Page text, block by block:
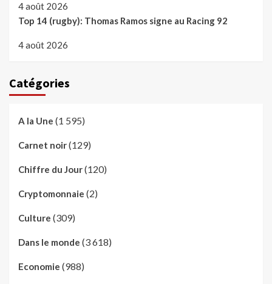
4 août 2026
Top 14 (rugby): Thomas Ramos signe au Racing 92
4 août 2026
Catégories
A la Une (1 595)
Carnet noir(129)
Chiffre du Jour(120)
Cryptomonnaie (2)
Culture (309)
Dans le monde (3 618)
Economie (988)